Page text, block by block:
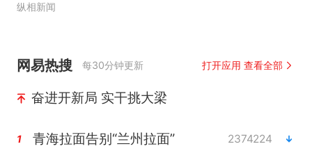
纵相新闻
网易热搜 每30分钟更新 打开应用 查看全部
奋进开新局 实干挑大梁
1 青海拉面告别“兰州拉面” 2374224